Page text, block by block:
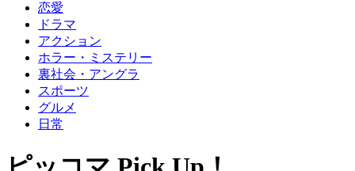
恋愛
ドラマ
アクション
ホラー・ミステリー
裏社会・アングラ
スポーツ
グルメ
日常